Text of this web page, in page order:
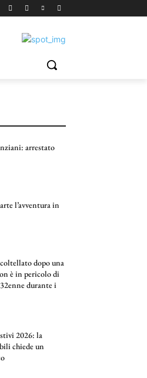
arrestato
l’avventura in
dopo una
è in pericolo di
durante i
2026: la
chiede un